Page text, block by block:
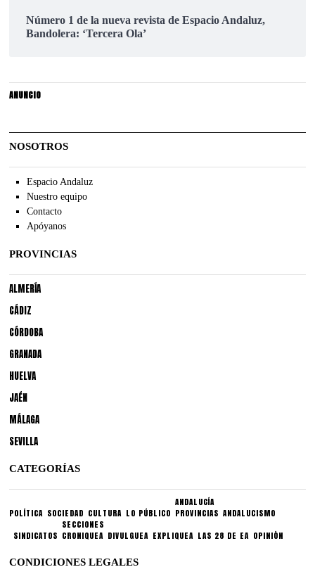
Número 1 de la nueva revista de Espacio Andaluz,
Bandolera: ‘Tercera Ola’
ANUNCIO
NOSOTROS
Espacio Andaluz
Nuestro equipo
Contacto
Apóyanos
PROVINCIAS
ALMERÍA
CÁDIZ
CÓRDOBA
GRANADA
HUELVA
JAÉN
MÁLAGA
SEVILLA
CATEGORÍAS
POLÍTICA SOCIEDAD CULTURA LO PÚBLICO
ANDALUCÍA
PROVINCIAS ANDALUCISMO
SINDICATOS
SECCIONES
CRONIQUEA DIVULGUEA EXPLIQUEA LAS 28 DE EA OPINIÓN
CONDICIONES LEGALES